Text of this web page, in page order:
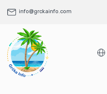
info@grckainfo.com